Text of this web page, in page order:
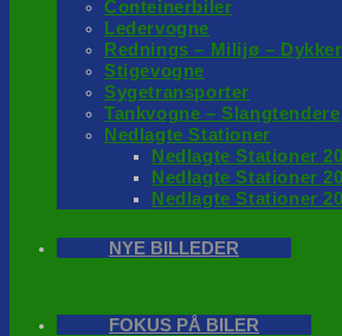
Conteinerbiler
Ledervogne
Rednings – Milijø –
Stigevogne
Sygetransporter
Tankvogne – Slangtendere
Nedlagte Stationer
Nedlagte Stationer
Nedlagte Stationer
Nedlagte Stationer
NYE BILLEDER
FOKUS PÅ BILER